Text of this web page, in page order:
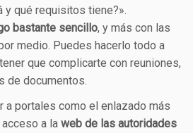
y qué requisitos tiene?».
bastante sencillo, y más con las
medio. Puedes hacerlo todo a
que complicarte con reuniones,
de documentos.
a portales como el enlazado más
a la web de las autoridades